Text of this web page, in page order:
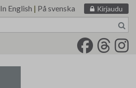
In English | På svenska Kirjaudu